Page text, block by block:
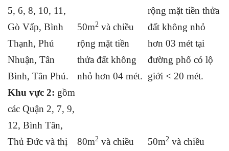
5, 6, 8, 10, 11,
Gò Vấp, Bình
Thạnh, Phú
Nhuận, Tân
Bình, Tân Phú.
50m2 và chiều
rộng mặt tiền
thửa đất không
nhỏ hơn 04 mét.
rộng mặt tiền thửa
đất không nhỏ
hơn 03 mét tại
đường phố có lộ
giới < 20 mét.
Khu vực 2: gồm
các Quận 2, 7, 9,
12, Bình Tân,
Thủ Đức và thị
80m2 và chiều
50m2 và chiều